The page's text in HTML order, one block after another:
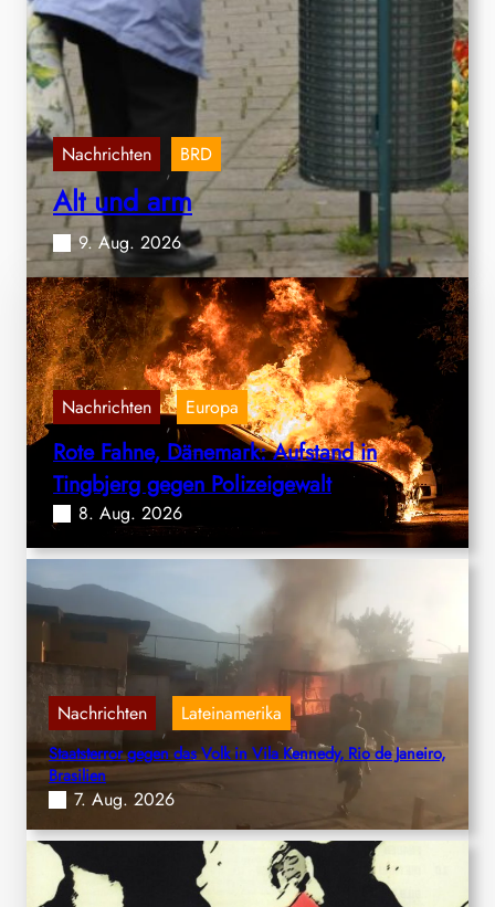
Nachrichten
,
BRD
Alt und arm
9. Aug. 2026
Nachrichten
,
Europa
Rote Fahne, Dänemark: Aufstand in
Tingbjerg gegen Polizeigewalt
8. Aug. 2026
Nachrichten
,
Lateinamerika
Staatsterror gegen das Volk in Vila Kennedy, Rio de Janeiro,
Brasilien
7. Aug. 2026